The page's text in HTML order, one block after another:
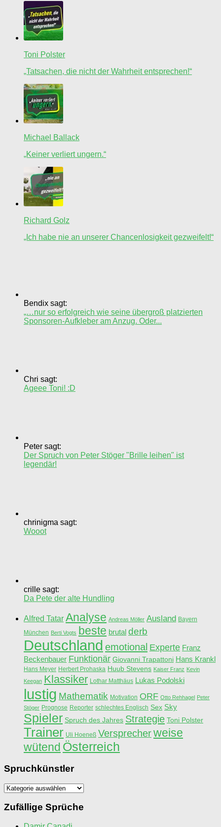
Toni Polster
„Tatsachen, die nicht der Wahrheit entsprechen!“
Michael Ballack
„Keiner verliert ungern.“
Richard Golz
„Ich habe nie an unserer Chancenlosigkeit gezweifelt!“
Bendix sagt:
„…nur so erfolgreich wie seine übergroß platzierten
Sponsoren-Aufkleber am Anzug. Oder...
Chri sagt:
Ageee Toni! :D
Peter sagt:
Der Spruch von Peter Stöger "Brille leihen" ist
legendär!
chrinigma sagt:
Wooot
crille sagt:
Da Pete der alte Hundling
Alfred Tatar Analyse Andreas Möller Ausland Bayern
München Berti Vogts beste brutal derb
Deutschland emotional Experte Franz
Beckenbauer Funktionär Giovanni Trapattoni Hans Krankl
Hans Meyer Herbert Prohaska Huub Stevens Kaiser Franz Kevin
Keegan Klassiker Lothar Matthäus Lukas Podolski
lustig Mathematik Motivation ORF Otto Rehhagel Peter
Stöger Prognose Reporter schlechtes Englisch Sex Sky
Spieler Spruch des Jahres Strategie Toni Polster
Trainer Uli Hoeneß Versprecherweise
wütend Österreich
Spruchkünstler
Spruchkünstler
Zufällige Sprüche